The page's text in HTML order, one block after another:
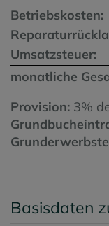
Betriebskosten:
Umsatzsteuer:
monatliche
Provision: 3%
Basisdaten